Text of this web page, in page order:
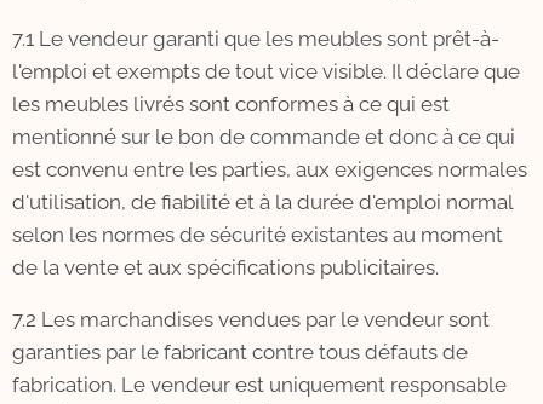
7.1 Le vendeur garanti que les meubles sont prêt-à-
l'emploi et exempts de tout vice visible. Il déclare que
les meubles livrés sont conformes à ce qui est
mentionné sur le bon de commande et donc à ce qui
est convenu entre les parties, aux exigences normales
d'utilisation, de fiabilité et à la durée d'emploi normal
selon les normes de sécurité existantes au moment
de la vente et aux spécifications publicitaires.
7.2 Les marchandises vendues par le vendeur sont
garanties par le fabricant contre tous défauts de
fabrication. Le vendeur est uniquement responsable